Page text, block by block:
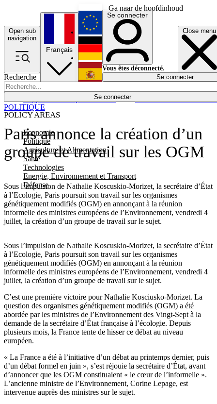
Ga naar de hoofdinhoud
Open sub
navigation
Close menu
Recherche
Se connecter
POLICY AREAS
Economie
Politique
Agriculture et Alimentation
Santé
Technologies
Energie, Environnement et Transport
Défense
Économie
Français
English
Deutsch
Español
Se connecter
Vous êtes déconnecté.
Se connecter
Paris annonce la création d’un
groupe de travail sur les OGM
Sous l’impulsion de Nathalie Koscuskio-Morizet, la secrétaire d’État
à l’Ecologie, Paris poursuit son travail sur les organismes
génétiquement modifiés (OGM) en annonçant à la réunion
informelle des ministres européens de l’Environnement, vendredi 4
juillet, la création d’un groupe de travail sur le sujet.
POLITIQUE
Sous l’impulsion de Nathalie Koscuskio-Morizet, la secrétaire d’État
à l’Ecologie, Paris poursuit son travail sur les organismes
génétiquement modifiés (OGM) en annonçant à la réunion
informelle des ministres européens de l’Environnement, vendredi 4
juillet, la création d’un groupe de travail sur le sujet.
C’est une première victoire pour Nathalie Kosciusko-Morizet. La
question des organismes génétiquement modifiés (OGM) a été
abordée par les ministres de l’Environnement des Vingt-Sept à la
demande de la secrétaire d’État française à l’écologie. Depuis
plusieurs mois, la France tente de hisser ce débat au niveau
européen.
« La France a été à l’initiative d’un débat au printemps dernier, puis
d’un débat formel en juin », s’est réjouie la secrétaire d’État, avant
d’annoncer que les OGM constituaient « le cœur de l’informelle ».
L’ancienne ministre de l’Environnement, Corine Lepage, est
intervenue auprès des ministres sur le sujet.